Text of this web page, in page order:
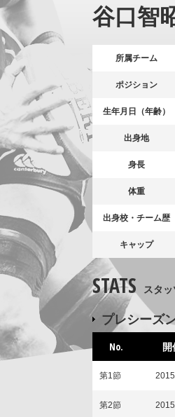
谷口智
所属チーム
ポジション
生年月日（年齢）
出身地
身長
体重
出身校・チーム歴
キャップ
STATS スタッ
プレシーズ
No. 開
第1節
第2節